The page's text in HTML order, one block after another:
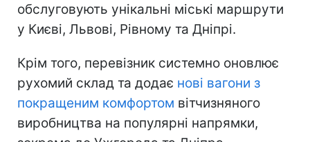
обслуговують унікальні міські маршрути
у Києві, Львові, Рівному та Дніпрі.
Крім того, перевізник системно оновлює
рухомий склад та додає нові вагони з
покращеним комфортом вітчизняного
виробництва на популярні напрямки,